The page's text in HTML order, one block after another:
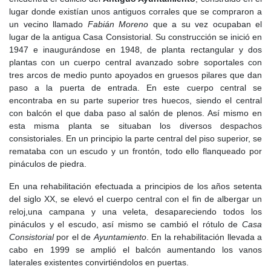
al norte del río Tajo . Sin embargo, en 1110, losalmorávides, al
mando de Alí ben Yusuf, saquearon nuevamente estas aldeas.
Durante algunos años, las tierras de Villar del Olmo, debido a su
ubicación en una frontera inestable entre moros y cristianos,
cambiaron de manos constantemente hasta que, en 1118, el
obispoBernardo de Agentomó definitivamenteAlcaláy toda su
comarca, consolidando y pacificando las tierras al norte delTajo.
La fundación de Villar del Olmo
se produjo durante el reinado de
Alfonso VII
, quien concedió al Arzobispado de Alcalá
, como
agradecimiento por el apoyo prestado en las guerras contra los
musulmanes, el
Castillo de Alcalá con todos sus territorios,
incluyendo el castro de Complutum
villas y aldeas que pertenecían al real derecho. Años después, en
1135, el arzobispo de Toledo Raimundo de Sauvetat concedió a
AlcaláelFuero Viejo , otorgándole la denominación de
Villa
Clericaly el control de asuntos políticos, mercantiles y
legislativos. Fue entonces cuando se constituyó laComunidad de
Villa y Tierra de Alcalá de Henares, que integraba a 30 aldeas o
villas, entre ellasVillar del Olmo.
lugar donde existían unos antiguos corrales que se compraron a
un vecino llamado Fabián Moreno que a su vez ocupaban el
lugar de la antigua Casa Consistorial. Su construcción se inició en
1947 e inaugurándose en 1948, de planta rectangular y dos
plantas con un cuerpo central avanzado sobre soportales con
tres arcos de medio punto apoyados en gruesos pilares que dan
paso a la puerta de entrada. En este cuerpo central se
encontraba en su parte superior tres huecos, siendo el central
con balcón el que daba paso al salón de plenos. Así mismo en
esta misma planta se situaban los diversos despachos
consistoriales. En un principio la parte central del piso superior, se
remataba con un escudo y un frontón, todo ello flanqueado por
pináculos de piedra.
En una rehabilitación efectuada a principios de los años setenta
del siglo XX, se elevó el cuerpo central con el fin de albergar un
reloj,una campana y una veleta, desapareciendo todos los
pináculos y el escudo, así mismo se cambió el rótulo de Casa
Consistorialpor el deAyuntamiento. En la rehabilitación llevada a
cabo en 1999 se amplió el balcón aumentando los vanos
laterales existentes convirtiéndolos en puertas.